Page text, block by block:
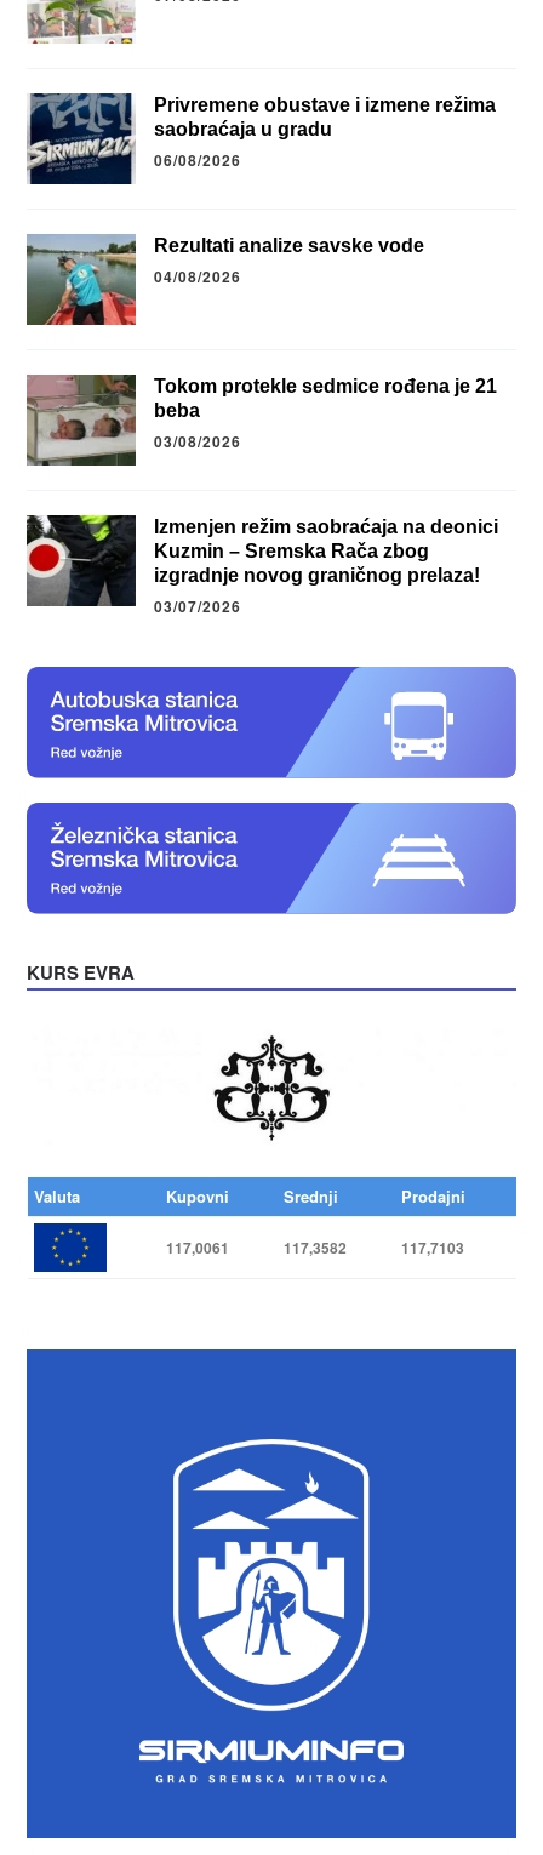
Privremene obustave i izmene režima
saobraćaja u gradu
06/08/2026
Rezultati analize savske vode
04/08/2026
Tokom protekle sedmice rođena je 21
beba
03/08/2026
Izmenjen režim saobraćaja na deonici
Kuzmin – Sremska Rača zbog
izgradnje novog graničnog prelaza!
03/07/2026
KURS EVRA
Valuta Kupovni Srednji Prodajni
117,0061 117,3582 117,7103